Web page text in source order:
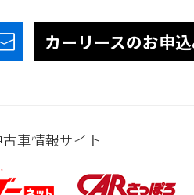
カーリースのお申
車情報サイト